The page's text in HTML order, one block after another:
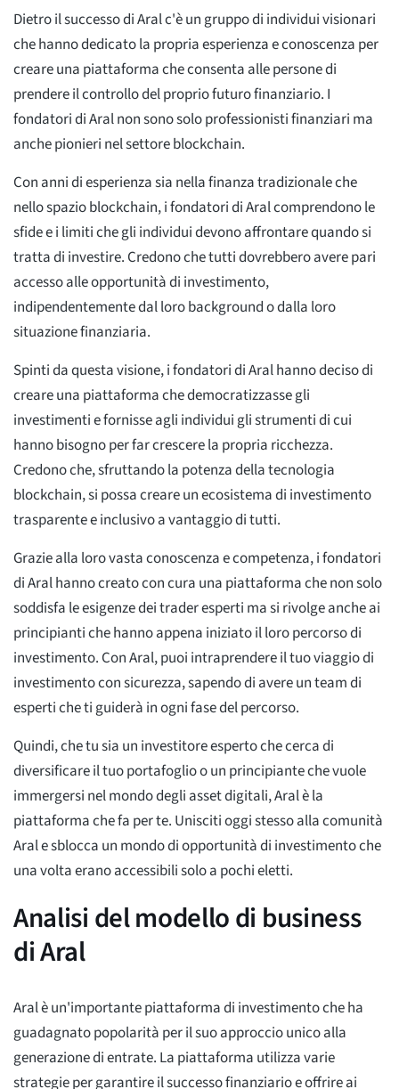
Dietro il successo di Aral c'è un gruppo di individui visionari
che hanno dedicato la propria esperienza e conoscenza per
creare una piattaforma che consenta alle persone di
prendere il controllo del proprio futuro finanziario. I
fondatori di Aral non sono solo professionisti finanziari ma
anche pionieri nel settore blockchain.
Con anni di esperienza sia nella finanza tradizionale che
nello spazio blockchain, i fondatori di Aral comprendono le
sfide e i limiti che gli individui devono affrontare quando si
tratta di investire. Credono che tutti dovrebbero avere pari
accesso alle opportunità di investimento,
indipendentemente dal loro background o dalla loro
situazione finanziaria.
Spinti da questa visione, i fondatori di Aral hanno deciso di
creare una piattaforma che democratizzasse gli
investimenti e fornisse agli individui gli strumenti di cui
hanno bisogno per far crescere la propria ricchezza.
Credono che, sfruttando la potenza della tecnologia
blockchain, si possa creare un ecosistema di investimento
trasparente e inclusivo a vantaggio di tutti.
Grazie alla loro vasta conoscenza e competenza, i fondatori
di Aral hanno creato con cura una piattaforma che non solo
soddisfa le esigenze dei trader esperti ma si rivolge anche ai
principianti che hanno appena iniziato il loro percorso di
investimento. Con Aral, puoi intraprendere il tuo viaggio di
investimento con sicurezza, sapendo di avere un team di
esperti che ti guiderà in ogni fase del percorso.
Quindi, che tu sia un investitore esperto che cerca di
diversificare il tuo portafoglio o un principiante che vuole
immergersi nel mondo degli asset digitali, Aral è la
piattaforma che fa per te. Unisciti oggi stesso alla comunità
Aral e sblocca un mondo di opportunità di investimento che
una volta erano accessibili solo a pochi eletti.
Analisi del modello di business
di Aral
Aral è un'importante piattaforma di investimento che ha
guadagnato popolarità per il suo approccio unico alla
generazione di entrate. La piattaforma utilizza varie
strategie per garantire il successo finanziario e offrire ai